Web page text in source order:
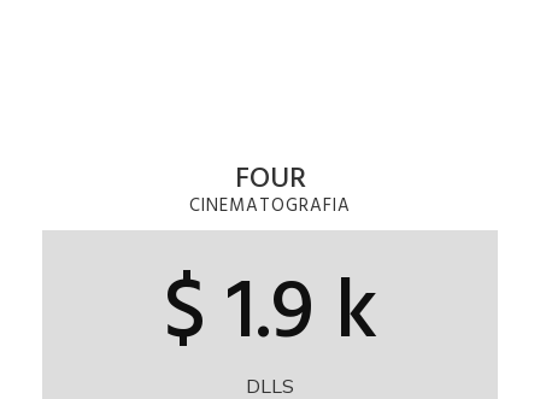
FOUR
CINEMATOGRAFIA
$ 1.9 k
DLLS